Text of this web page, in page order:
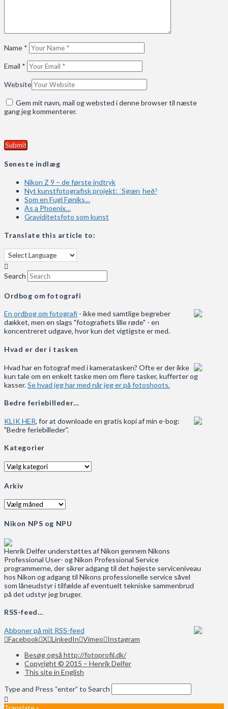
Name *
Email *
Website
Gem mit navn, mail og websted i denne browser til næste
gang jeg kommenterer.
Seneste indlæg
Nikon Z 9 – de første indtryk
Nyt kunstfotografisk projekt: ˈSgœnˌheðˀ
Som en Fugl Føniks…
As a Phoenix…
Graviditetsfoto som kunst
Translate this article to:
Search
Ordbog om fotografi
En ordbog om fotografi - ikke med samtlige begreber
dækket, men en slags "fotografiets lille røde" - en
koncentreret udgave, hvor kun det vigtigste er med.
Hvad er der i tasken
Hvad har en fotograf med i kameratasken? Ofte er der ikke
kun tale om en enkelt taske men om flere tasker, kufferter og
kasser.Se hvad jeg har med når jeg er på fotoshoots.
Bedre feriebilleder…
KLIK HER, for at downloade en gratis kopi af min e-bog:
"Bedre feriebilleder".
Kategorier
Kategorier
Arkiv
Arkiv
Nikon NPS og NPU
Henrik Delfer understøttes af Nikon gennem Nikons
Professional User- og Nikon Professional Service
programmerne, der sikrer adgang til det højeste serviceniveau
hos Nikon og adgang til Nikons professionelle service såvel
som låneudstyr i tilfælde af eventuelt tekniske sammenbrud
på det udstyr jeg bruger.
RSS-feed…
Abboner på mit RSS-feed
Facebook X LinkedIn Vimeo Instagram
Besøg også http://fotoprofil.dk/
Copyright © 2015 – Henrik Delfer
This site in English
Type and Press “enter” to Search